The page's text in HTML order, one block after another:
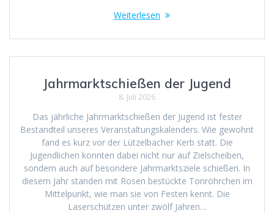
Weiterlesen
Jahrmarktschießen der Jugend
8. Juli 2026
Das jährliche Jahrmarktschießen der Jugend ist fester
Bestandteil unseres Veranstaltungskalenders. Wie gewohnt
fand es kurz vor der Lützelbacher Kerb statt. Die
Jugendlichen konnten dabei nicht nur auf Zielscheiben,
sondern auch auf besondere Jahrmarktsziele schießen. In
diesem Jahr standen mit Rosen bestückte Tonröhrchen im
Mittelpunkt, wie man sie von Festen kennt. Die
Laserschützen unter zwölf Jahren…